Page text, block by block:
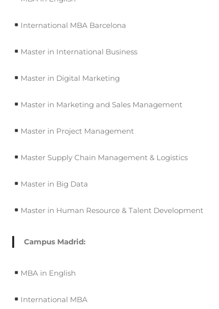
International MBA Barcelona
Master in International Business
Master in Digital Marketing
Master in Marketing and Sales Management
Master in Project Management
Master Supply Chain Management & Logistics
Master in Big Data
Master in Human Resource & Talent Development
Campus Madrid:
MBA in English
International MBA